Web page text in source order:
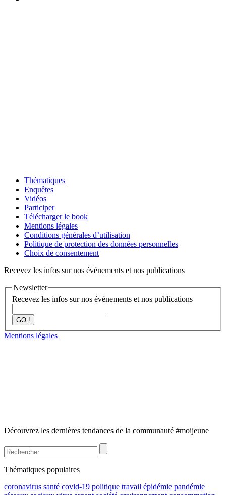
Thématiques
Enquêtes
Vidéos
Participer
Télécharger le book
Mentions légales
Conditions générales d’utilisation
Politique de protection des données personnelles
Choix de consentement
Recevez les infos sur nos événements et nos publications
Newsletter
Recevez les infos sur nos événements et nos publications
GO !
Mentions légales
Découvrez les dernières tendances de la communauté #moijeune
Thématiques populaires
coronavirus santé covid-19 politique travail épidémie pandémie